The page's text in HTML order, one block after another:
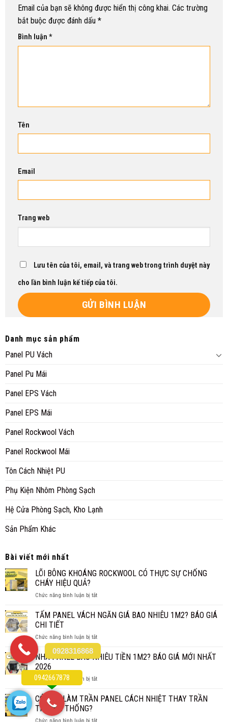
Email của bạn sẽ không được hiển thị công khai. Các trường
bắt buộc được đánh dấu *
Bình luận *
Tên
Email
Trang web
Lưu tên của tôi, email, và trang web trong trình duyệt này
cho lần bình luận kế tiếp của tôi.
Danh mục sản phẩm
Panel PU Vách
Panel Pu Mái
Panel EPS Vách
Panel EPS Mái
Panel Rockwool Vách
Panel Rockwool Mái
Tôn Cách Nhiệt PU
Phụ Kiện Nhôm Phòng Sạch
Hệ Cửa Phòng Sạch, Kho Lạnh
Sản Phẩm Khác
Bài viết mới nhất
LÕI BÔNG KHOÁNG ROCKWOOL CÓ THỰC SỰ CHỐNG
CHÁY HIỆU QUẢ?
Chức năng bình luận bị tắtở
BÔNG
CÓ
THỰC
SỰ
HIỆU
TẤM PANEL VÁCH NGĂN GIÁ BAO NHIÊU 1M2? BÁO GIÁ
CHI TIẾT
Chức năng bình luận bị tắtở
TẤM
PANEL
GIÁ
NHIÊU
NHÀ PANEL BAO NHIÊU TIỀN 1M2? BÁO GIÁ MỚI NHẤT
2026
Chức năng bình luận bị tắtở
PANEL
CÓ NÊN LÀM TRẦN PANEL CÁCH NHIỆT THAY TRẦN
TRUYỀN THỐNG?
ở
0928316868
0942667878